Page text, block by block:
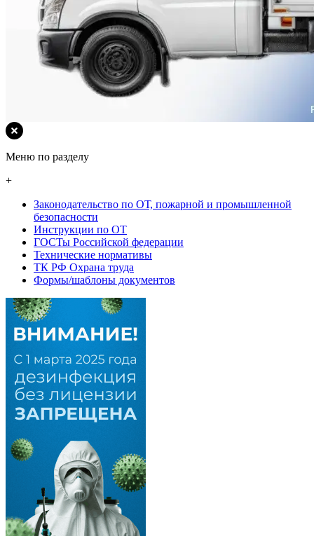
Меню по разделу
+
Законодательство по ОТ, пожарной и промышленной
безопасности
Инструкции по ОТ
ГОСТы Российской федерации
Технические нормативы
ТК РФ Охрана труда
Формы/шаблоны документов